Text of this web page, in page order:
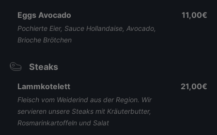
Eggs Avocado
Pochierte Eier, Sauce Hollandaise, Avocado,
Brioche Brötchen
11,00€
Steaks
Lammkotelett
Fleisch vom Weiderind aus der Region. Wir
servieren unsere Steaks mit Kräuterbutter,
Rosmarinkartoffeln und Salat
21,00€